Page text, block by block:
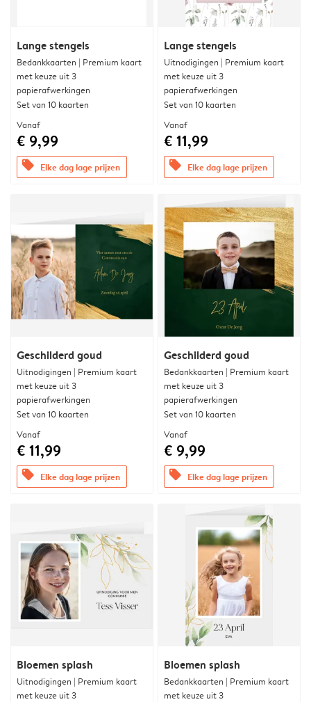
Lange stengels
Bedankkaarten | Premium kaart
met keuze uit 3
papierafwerkingen
Set van 10 kaarten
Vanaf
€ 9,99
offers Elke dag lage prijzen
Lange stengels
Uitnodigingen | Premium kaart
met keuze uit 3
papierafwerkingen
Set van 10 kaarten
Vanaf
€ 11,99
offers Elke dag lage prijzen
Geschilderd goud
Uitnodigingen | Premium kaart
met keuze uit 3
papierafwerkingen
Set van 10 kaarten
Vanaf
€ 11,99
offers Elke dag lage prijzen
Geschilderd goud
Bedankkaarten | Premium kaart
met keuze uit 3
papierafwerkingen
Set van 10 kaarten
Vanaf
€ 9,99
offers Elke dag lage prijzen
Bloemen splash
Uitnodigingen | Premium kaart
met keuze uit 3
Bloemen splash
Bedankkaarten | Premium kaart
met keuze uit 3